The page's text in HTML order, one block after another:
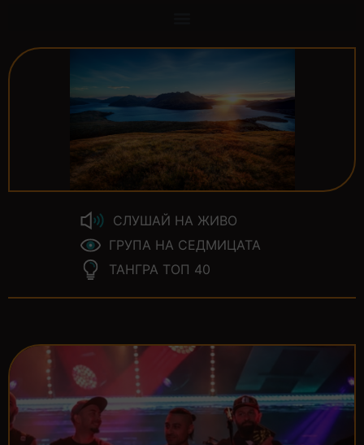
СЛУШАЙ НА ЖИВО
ГРУПА НА СЕДМИЦАТА
ТАНГРА ТОП 40